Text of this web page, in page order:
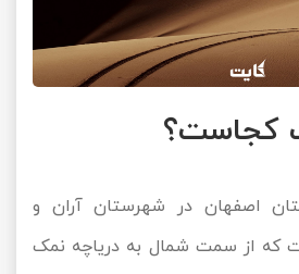
کجاست؟
اصفهان در شهرستان آران و
که از سمت شمال به دریاچه نمک